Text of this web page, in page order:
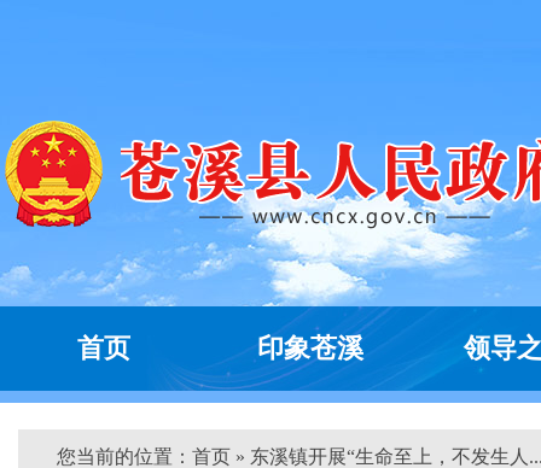
首页 印象苍溪 领导
您当前的位置： 首页 » 东溪镇开展“生命至上，不发生人